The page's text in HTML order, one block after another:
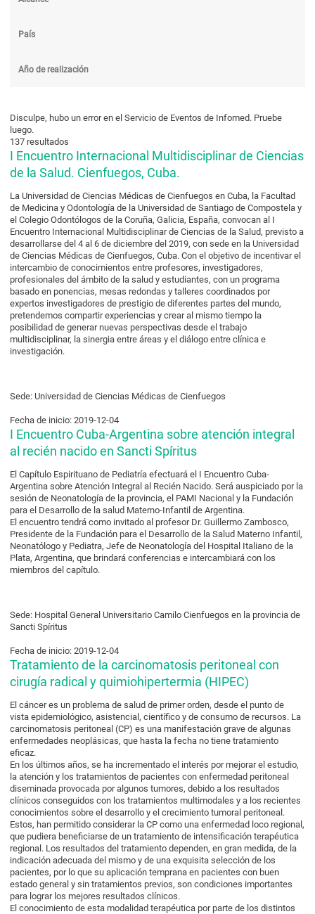
País
Año de realización
Disculpe, hubo un error en el Servicio de Eventos de Infomed. Pruebe
luego.
137 resultados
I Encuentro Internacional Multidisciplinar de Ciencias
de la Salud. Cienfuegos, Cuba.
La Universidad de Ciencias Médicas de Cienfuegos en Cuba, la Facultad
de Medicina y Odontología de la Universidad de Santiago de Compostela y
el Colegio Odontólogos de la Coruña, Galicia, España, convocan al I
Encuentro Internacional Multidisciplinar de Ciencias de la Salud, previsto a
desarrollarse del 4 al 6 de diciembre del 2019, con sede en la Universidad
de Ciencias Médicas de Cienfuegos, Cuba. Con el objetivo de incentivar el
intercambio de conocimientos entre profesores, investigadores,
profesionales del ámbito de la salud y estudiantes, con un programa
basado en ponencias, mesas redondas y talleres coordinados por
expertos investigadores de prestigio de diferentes partes del mundo,
pretendemos compartir experiencias y crear al mismo tiempo la
posibilidad de generar nuevas perspectivas desde el trabajo
multidisciplinar, la sinergia entre áreas y el diálogo entre clínica e
investigación.
Sede: Universidad de Ciencias Médicas de Cienfuegos
Fecha de inicio: 2019-12-04
I Encuentro Cuba-Argentina sobre atención integral
al recién nacido en Sancti Spíritus
El Capítulo Espirituano de Pediatría efectuará el I Encuentro Cuba-
Argentina sobre Atención Integral al Recién Nacido. Será auspiciado por la
sesión de Neonatología de la provincia, el PAMI Nacional y la Fundación
para el Desarrollo de la salud Materno-Infantil de Argentina.
El encuentro tendrá como invitado al profesor Dr. Guillermo Zambosco,
Presidente de la Fundación para el Desarrollo de la Salud Materno Infantil,
Neonatólogo y Pediatra, Jefe de Neonatología del Hospital Italiano de la
Plata, Argentina, que brindará conferencias e intercambiará con los
miembros del capítulo.
Sede: Hospital General Universitario Camilo Cienfuegos en la provincia de
Sancti Spíritus
Fecha de inicio: 2019-12-04
Tratamiento de la carcinomatosis peritoneal con
cirugía radical y quimiohipertermia (HIPEC)
El cáncer es un problema de salud de primer orden, desde el punto de
vista epidemiológico, asistencial, científico y de consumo de recursos. La
carcinomatosis peritoneal (CP) es una manifestación grave de algunas
enfermedades neoplásicas, que hasta la fecha no tiene tratamiento
eficaz.
En los últimos años, se ha incrementado el interés por mejorar el estudio,
la atención y los tratamientos de pacientes con enfermedad peritoneal
diseminada provocada por algunos tumores, debido a los resultados
clínicos conseguidos con los tratamientos multimodales y a los recientes
conocimientos sobre el desarrollo y el crecimiento tumoral peritoneal.
Estos, han permitido considerar la CP como una enfermedad loco regional,
que pudiera beneficiarse de un tratamiento de intensificación terapéutica
regional. Los resultados del tratamiento dependen, en gran medida, de la
indicación adecuada del mismo y de una exquisita selección de los
pacientes, por lo que su aplicación temprana en pacientes con buen
estado general y sin tratamientos previos, son condiciones importantes
para lograr los mejores resultados clínicos.
El conocimiento de esta modalidad terapéutica por parte de los distintos